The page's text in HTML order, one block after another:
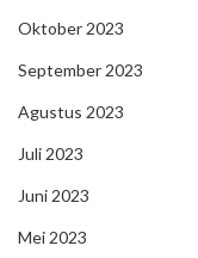
Oktober 2023
September 2023
Agustus 2023
Juli 2023
Juni 2023
Mei 2023